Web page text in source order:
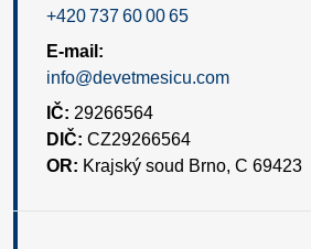
+420 737 60 00 65
E-mail:
info@devetmesicu.com
IČ: 29266564
DIČ: CZ29266564
OR: Krajský soud Brno, C 69423